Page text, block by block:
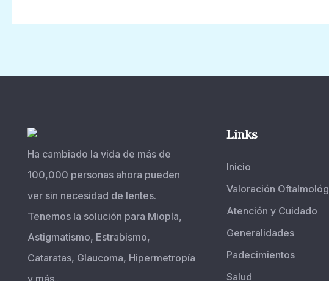
Ha cambiado la vida de más de
100,000 personas ahora pueden
ver sin necesidad de lentes.
Tenemos la solución para Miopía,
Astigmatismo, Estrabismo,
Cataratas, Glaucoma, Hipermetropía
Links
Inicio
Valoración
Atención y Cuidado
Generalidades
Padecimientos
Salud